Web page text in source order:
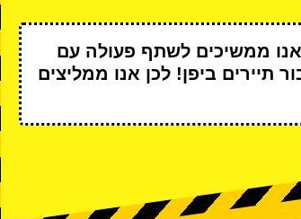
אנו ממשיכים לשתף פעולה עם
תיירים ביפן! לכן אנו ממליצים